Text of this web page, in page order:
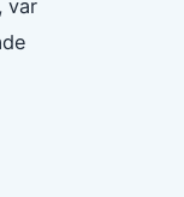
var